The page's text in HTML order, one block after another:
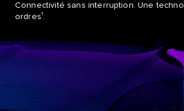
Connectivité sans interruption. Une
ordres1